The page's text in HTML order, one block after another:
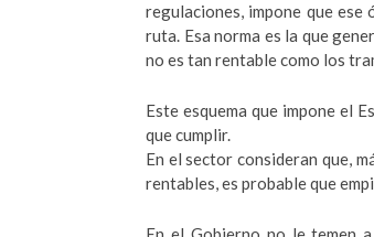
regulaciones, impone que ese
ruta. Esa norma es la que
no es tan rentable como los
Este esquema que impone el
que cumplir.
En el sector consideran que,
rentables, es probable que